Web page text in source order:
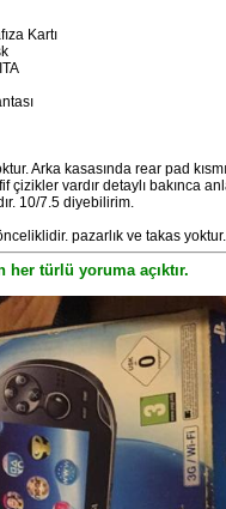
Kartı
Arka kasasında rear pad
çizikler vardır detaylı bakınca
10/7.5 diyebilirim.
pazarlık ve takas yoktur.
türlü yoruma açıktır.